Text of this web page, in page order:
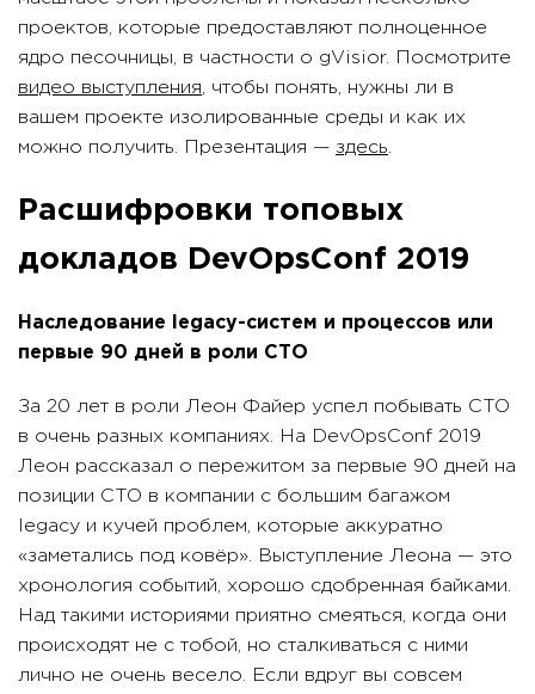
проектов, которые предоставляют полноценное
ядро песочницы, в частности о gVisior. Посмотрите
видео выступления , чтобы понять, нужны ли в
вашем проекте изолированные среды и как их
можно получить. Презентация — здесь
Расшифровки топовых
докладов DevOpsConf 2019
Наследование legacy-систем и процессов или
первые 90 дней в роли CTO
За 20 лет в роли Леон Файер успел побывать CTO
в очень разных компаниях. На DevOpsConf 2019
Леон рассказал о пережитом за первые 90 дней на
позиции CTO в компании с большим багажом
legacy и кучей проблем, которые аккуратно
«заметались под ковёр». Выступление Леона — это
хронология событий, хорошо сдобренная байками.
Над такими историями приятно смеяться, когда они
происходят не с тобой, но сталкиваться с ними
лично не очень весело. Если вдруг вы совсем